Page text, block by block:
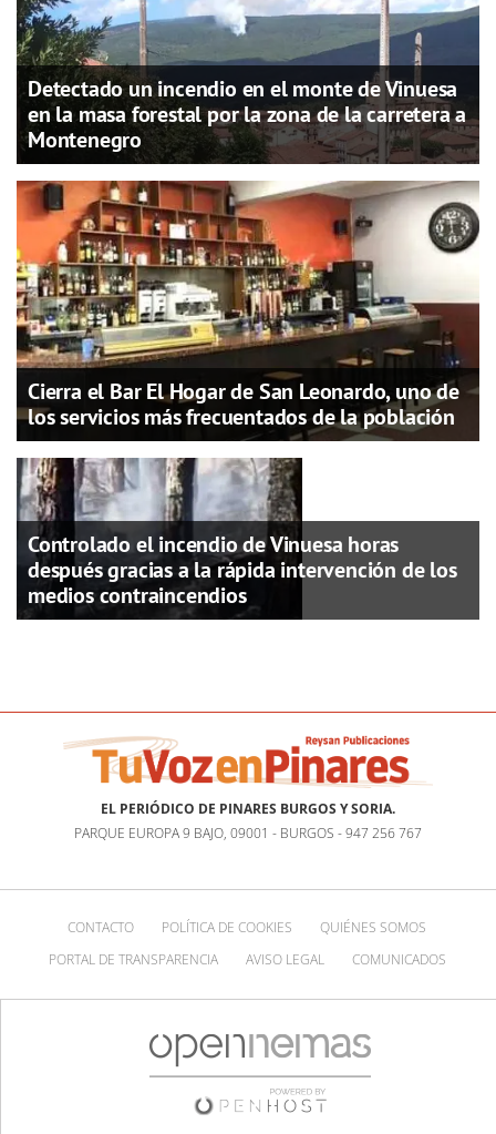
Detectado un incendio en el monte de Vinuesa
en la masa forestal por la zona de la carretera a
Montenegro
Cierra el Bar El Hogar de San Leonardo, uno de
los servicios más frecuentados de la población
Controlado el incendio de Vinuesa horas
después gracias a la rápida intervención de los
medios contraincendios
EL PERIÓDICO DE PINARES BURGOS Y SORIA.
PARQUE EUROPA 9 BAJO, 09001 - BURGOS - 947 256 767
CONTACTO POLÍTICA DE COOKIES
QUIÉNES SOMOS
PORTAL DE TRANSPARENCIA
AVISO LEGAL COMUNICADOS